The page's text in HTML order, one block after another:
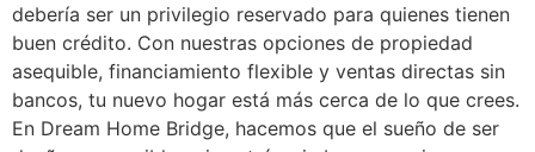
debería ser un privilegio reservado para quienes tienen
buen crédito. Con nuestras opciones de propiedad
asequible, financiamiento flexible y ventas directas sin
bancos, tu nuevo hogar está más cerca de lo que crees.
En Dream Home Bridge, hacemos que el sueño de ser